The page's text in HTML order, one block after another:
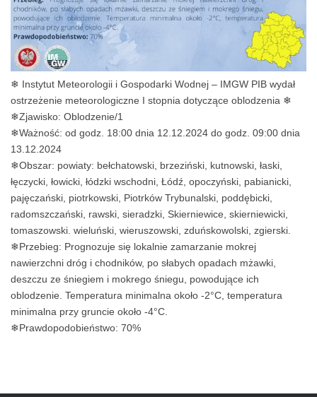
❄ Instytut Meteorologii i Gospodarki Wodnej – IMGW PIB wydał
ostrzeżenie meteorologiczne I stopnia dotyczące oblodzenia ❄
❄Zjawisko: Oblodzenie/1
❄Ważność: od godz. 18:00 dnia 12.12.2024 do godz. 09:00 dnia
13.12.2024
❄Obszar: powiaty: bełchatowski, brzeziński, kutnowski, łaski,
łęczycki, łowicki, łódzki wschodni, Łódź, opoczyński, pabianicki,
pajęczański, piotrkowski, Piotrków Trybunalski, poddębicki,
radomszczański, rawski, sieradzki, Skierniewice, skierniewicki,
tomaszowski. wieluński, wieruszowski, zduńskowolski, zgierski.
❄Przebieg: Prognozuje się lokalnie zamarzanie mokrej
nawierzchni dróg i chodników, po słabych opadach mżawki,
deszczu ze śniegiem i mokrego śniegu, powodujące ich
oblodzenie. Temperatura minimalna około -2°C, temperatura
minimalna przy gruncie około -4°C.
❄Prawdopodobieństwo: 70%